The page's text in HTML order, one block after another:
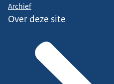
Archief
Over deze site